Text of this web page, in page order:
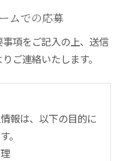
ムでの応募
項をご記入の上、送信
ご連絡いたします。
報は、以下の目的に
。